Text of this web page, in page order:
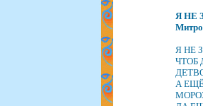
Я НЕ
Я НЕ
ЧТОБ
А